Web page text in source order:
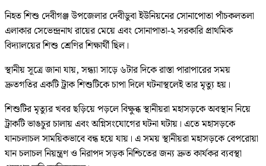
নিহত শিশু দেবীগঞ্জ উপজেলার দেবীডুবা ইউনিয়নের সোনাপোতা পাঁচকলতলা
এলাকার সেভেন্দ্রনাথ রায়ের মেয়ে এবং সোনাপাতা-২ সরকারি প্রাথমিক
বিদ্যালয়ের শিশু শ্রেণির শিক্ষার্থী ছিল।
স্থানীয় সূত্রে জানা যায়, সন্ধ্যা সাড়ে ৬টার দিকে রাস্তা পারাপারের সময়
দ্রুতগতির একটি ট্রাক শিশুটিকে চাপা দিলে ঘটনাস্থলেই তার মৃত্যু হয়।
শিশুটির মৃত্যুর খবর ছড়িয়ে পড়লে বিক্ষুব্ধ স্থানীয়রা মহাসড়কে অবস্থান নিয়ে
ট্রাকটি ভাঙচুর চালায় এবং অগ্নিসংযোগের ঘটনা ঘটায়। এতে মহাসড়কে
যানচলাচল সাময়িকভাবে বন্ধ হয়ে যায়। এ সময় স্থানীয়রা মহাসড়কে বেপরোয়া
যান চলাচল নিয়ন্ত্রণ ও নিরাপদ সড়ক নিশ্চিতের জন্য দ্রুত কার্যকর ব্যবস্থা